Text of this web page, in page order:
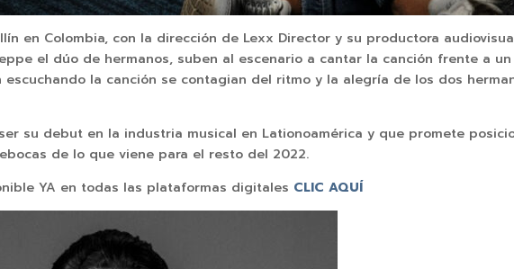
en Colombia, con la dirección de Lexx Director y su productora
el dúo de hermanos, suben al escenario a cantar la canción frente a
la canción se contagian del ritmo y la alegría de los dos
su debut en la industria musical en Lationoamérica y que promete
de lo que viene para el resto del 2022.
YA en todas las plataformas digitales CLIC AQUÍ